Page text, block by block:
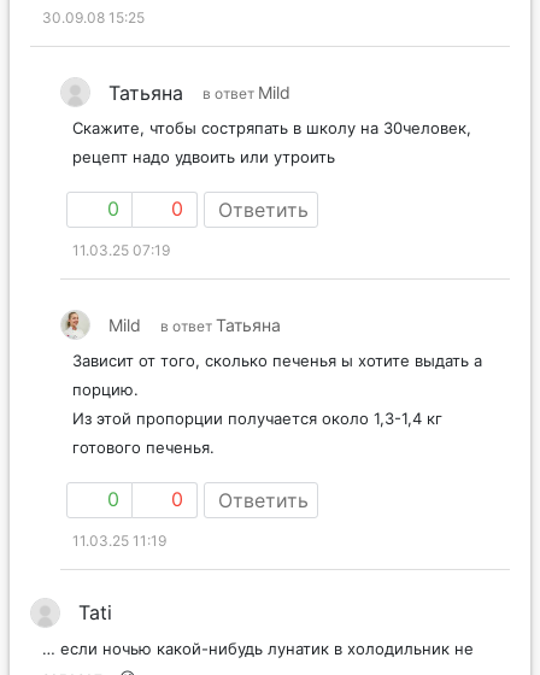
30.09.08 15:25
Татьяна в ответ Mild
Скажите, чтобы состряпать в школу на 30человек,
рецепт надо удвоить или утроить
0 0 Ответить
11.03.25 07:19
Mild в ответ Татьяна
Зависит от того, сколько печенья ы хотите выдать а
порцию.
Из этой пропорции получается около 1,3-1,4 кг
готового печенья.
0 0 Ответить
11.03.25 11:19
Tati
… если ночью какой-нибудь лунатик в холодильник не